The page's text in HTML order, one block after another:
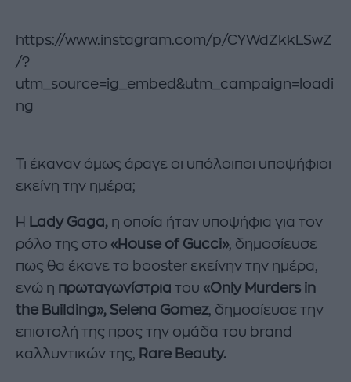
https://www.instagram.com/p/CYWdZkkLSwZ
/?
utm_source=ig_embed&utm_campaign=loadi
ng
Τι έκαναν όμως άραγε οι υπόλοιποι υποψήφιοι
εκείνη την ημέρα;
Η Lady Gaga, η οποία ήταν υποψήφια για τον
ρόλο της στο «House of Gucci», δημοσίευσε
πως θα έκανε το booster εκείνην την ημέρα,
ενώ η πρωταγωνίστρια του «Only Murders in
the Building», Selena Gomez, δημοσίευσε την
επιστολή της προς την ομάδα του brand
καλλυντικών της, Rare Beauty.